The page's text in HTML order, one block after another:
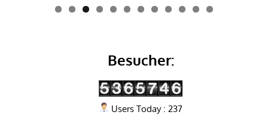
0 1 2
Besucher:
Users Today : 237